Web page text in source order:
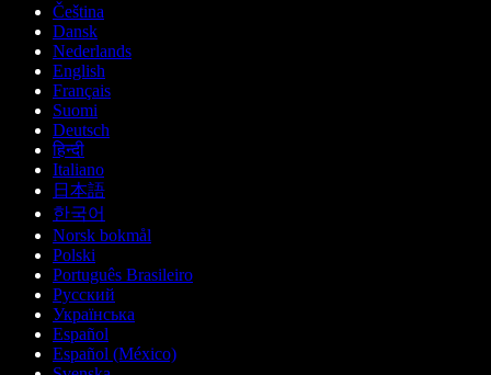
Čeština
Dansk
Nederlands
English
Français
Suomi
Deutsch
हिन्दी
Italiano
日本語
한국어
Norsk bokmål
Polski
Português Brasileiro
Русский
Українська
Español
Español (México)